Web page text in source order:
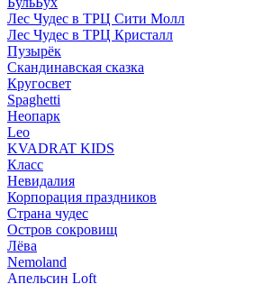
Лес Чудес в ТРЦ Сити Молл
Лес Чудес в ТРЦ Кристалл
Пузырëк
Скандинавская сказка
Кругосвет
Spaghetti
Неопарк
Leo
KVADRAT KIDS
Класс
Невидалия
Корпорация праздников
Страна чудес
Остров сокровищ
Лёва
Nemoland
Апельсин Loft